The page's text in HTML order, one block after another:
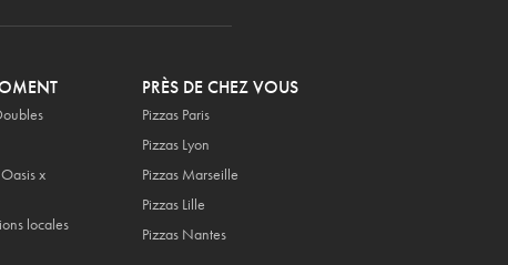
x
locales
PRÈS DE CHEZ VOUS
Pizzas Paris
Pizzas Lyon
Pizzas Marseille
Pizzas Lille
Pizzas Nantes